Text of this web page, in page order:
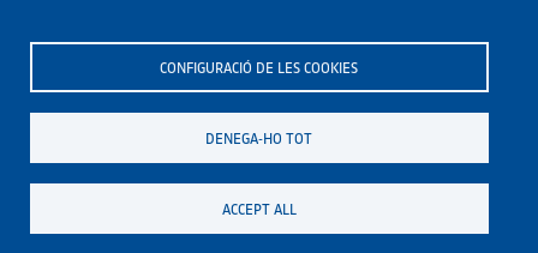
CONFIGURACIÓ DE LES COOKIES
DENEGA-HO TOT
ACCEPT ALL